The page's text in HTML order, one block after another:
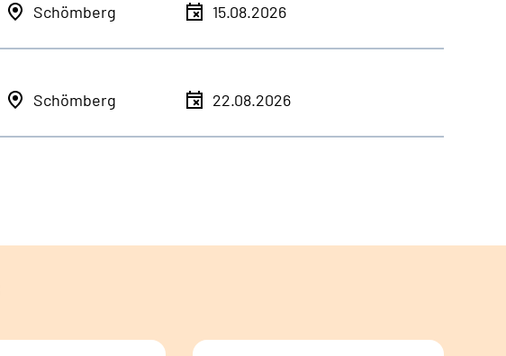
Schömberg 15.08.2026
Schömberg 22.08.2026